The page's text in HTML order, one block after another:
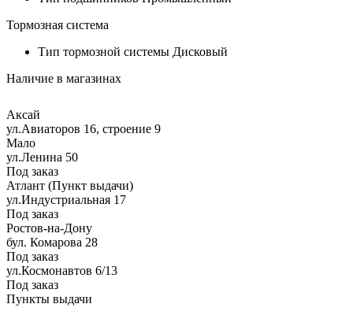
Тормозная система
Тип тормозной системы Дисковый
Наличие в магазинах
Аксай
ул.Авиаторов 16, строение 9
Мало
ул.Ленина 50
Под заказ
Атлант (Пункт выдачи)
ул.Индустриальная 17
Под заказ
Ростов-на-Дону
бул. Комарова 28
Под заказ
ул.Космонавтов 6/13
Под заказ
Пункты выдачи